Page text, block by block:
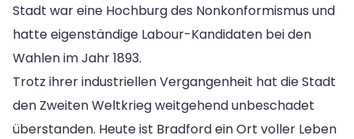
Stadt war eine Hochburg des Nonkonformismus und
hatte eigenständige Labour-Kandidaten bei den
Wahlen im Jahr 1893.
Trotz ihrer industriellen Vergangenheit hat die Stadt
den Zweiten Weltkrieg weitgehend unbeschadet
überstanden. Heute ist Bradford ein Ort voller Leben